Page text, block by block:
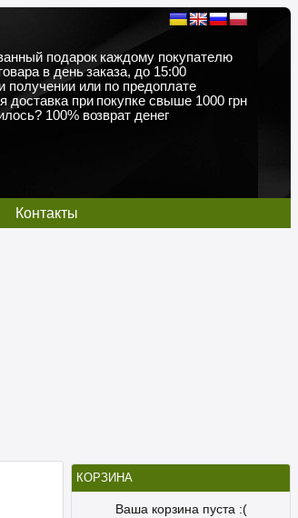
подарок каждому покупателю
в день заказа, до 15:00
получении или по предоплате
доставка при покупке свыше 1000 грн
100% возврат денег
Контакты
КОРЗИНА
Ваша корзина пуста :(